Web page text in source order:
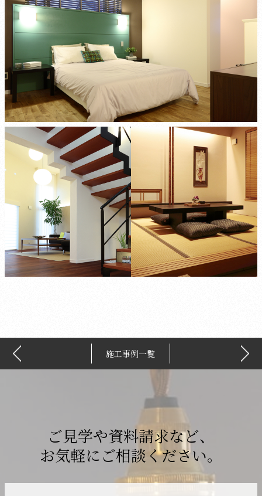
施工事例一覧
ご見学や資料請求など、
お気軽にご相談ください。